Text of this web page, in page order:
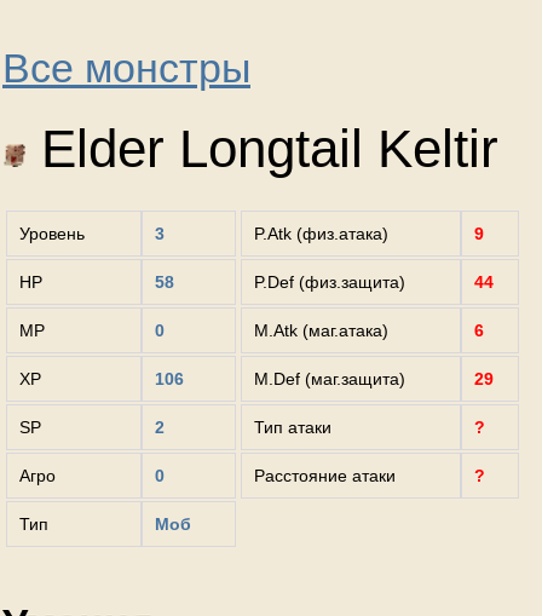
Все монстры
Elder Longtail Keltir
Уровень 3
HP 58
MP 0
XP 106
SP 2
Агро 0
Тип Моб
P.Atk (физ.атака) 9
P.Def (физ.защита) 44
M.Atk (маг.атака) 6
M.Def (маг.защита) 29
Тип атаки ?
Расстояние атаки ?